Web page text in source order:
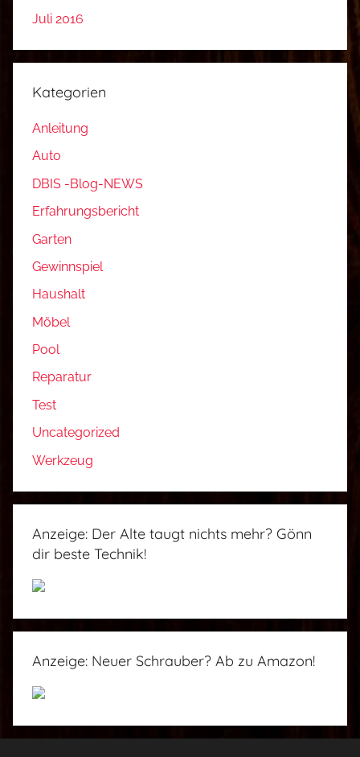
Juli 2016
Kategorien
Anleitung
Auto
DBIS -Blog-NEWS
Erfahrungsbericht
Garten
Gewinnspiel
Haushalt
Möbel
Pool
Reparatur
Test
Uncategorized
Werkzeug
Anzeige: Der Alte taugt nichts mehr? Gönn
dir beste Technik!
Anzeige: Neuer Schrauber? Ab zu Amazon!